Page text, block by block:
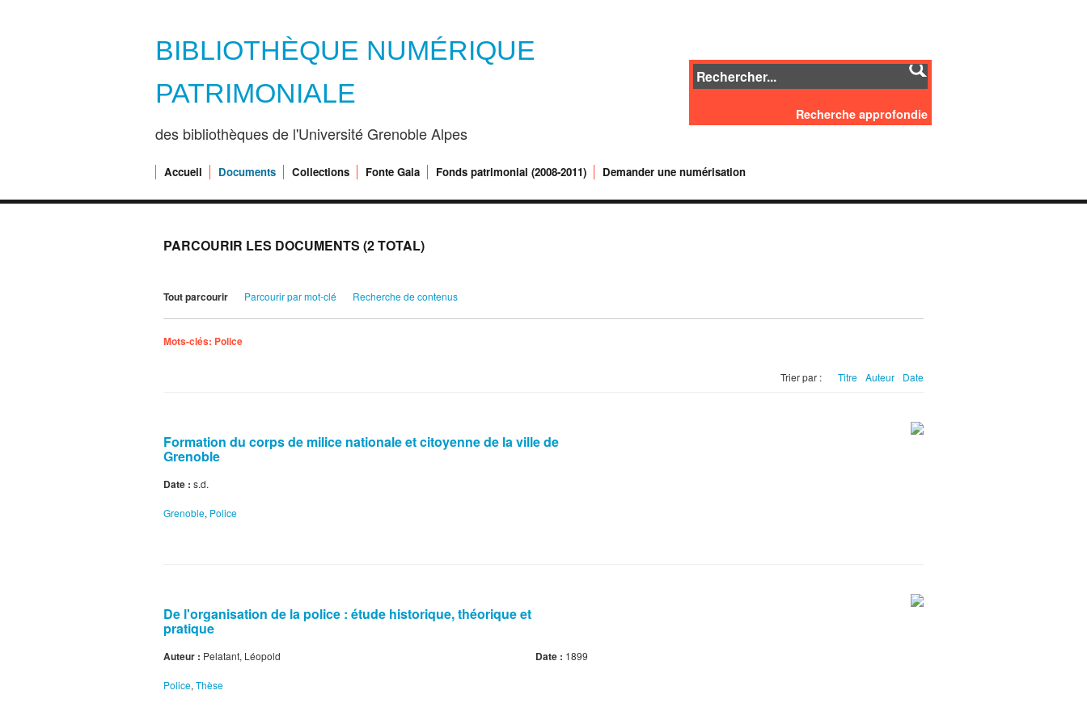
BIBLIOTHÈQUE NUMÉRIQUE
PATRIMONIALE
des bibliothèques de l'Université Grenoble Alpes
Recherche approfondie
Accueil Documents Collections Fonte Gaia Fonds patrimonial (2008-2011) Demander une numérisation
PARCOURIR LES DOCUMENTS (2 TOTAL)
Tout parcourir Parcourir par mot-clé Recherche de contenus
Mots-clés: Police
Trier par : Titre Auteur Date
Formation du corps de milice nationale et citoyenne de la ville de
Grenoble
Date : s.d.
Grenoble, Police
De l'organisation de la police : étude historique, théorique et
pratique
Auteur : Pelatant, Léopold Date : 1899
Police, Thèse